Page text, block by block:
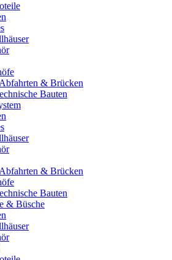
& Brücken
Bauten
& Brücken
Bauten
& Büsche